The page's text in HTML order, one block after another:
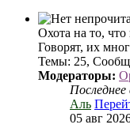
Охота на то, что
Говорят, их
Темы: 25,
Модераторы:
Аль
05 авг